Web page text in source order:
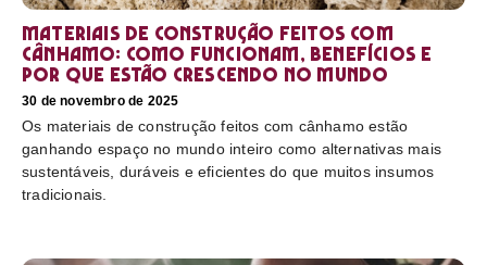
Materiais de construção feitos com
cânhamo: como funcionam, benefícios e
por que estão crescendo no mundo
30 de novembro de 2025
Os materiais de construção feitos com cânhamo estão
ganhando espaço no mundo inteiro como alternativas mais
sustentáveis, duráveis e eficientes do que muitos insumos
tradicionais.